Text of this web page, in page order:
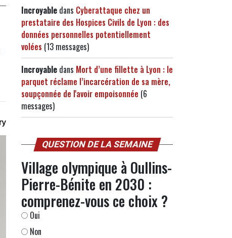
Incroyable dans Cyberattaque chez un
prestataire des Hospices Civils de Lyon : des
données personnelles potentiellement
volées (13 messages)
Incroyable dans Mort d’une fillette à Lyon : le
parquet réclame l’incarcération de sa mère,
soupçonnée de l'avoir empoisonnée (6
messages)
QUESTION DE LA SEMAINE
Village olympique à Oullins-
Pierre-Bénite en 2030 :
comprenez-vous ce choix ?
Oui
Non